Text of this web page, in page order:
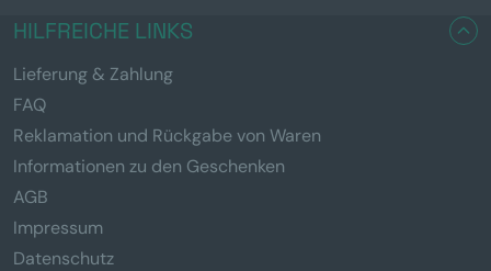
HILFREICHE LINKS
Lieferung & Zahlung
FAQ
Reklamation und Rückgabe von Waren
Informationen zu den Geschenken
AGB
Impressum
Datenschutz